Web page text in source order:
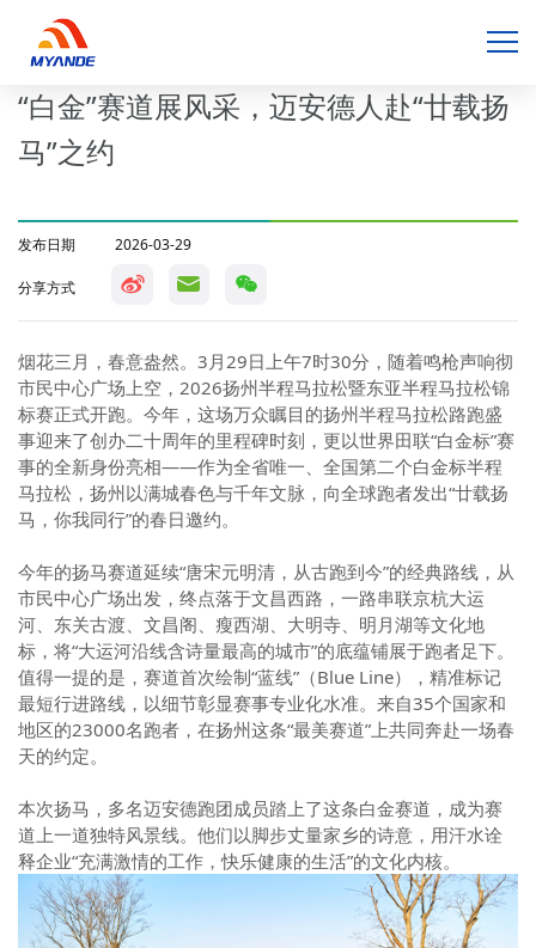
“白金”赛道展风采，迈安德人赴“廿载扬
马”之约
发布日期 2026-03-29
分享方式
烟花三月，春意盎然。 3月29日上午7时30分，随着鸣枪声响彻
市民中心广场上空， 2026扬州半程马拉松暨东亚半程马拉松锦
标赛正式开跑。今年，这场万众瞩目的扬州半程马拉松路跑盛
事迎来了创办二十周年的里程碑时刻，更以世界田联“白金标”赛
事的全新身份亮相——作为全省唯一、全国第二个白金标半程
马拉松，扬州以满城春色与千年文脉，向全球跑者发出“廿载扬
马，你我同行”的春日邀约。
今年的扬马赛道延续“唐宋元明清，从古跑到今”的经典路线，从
市民中心广场出发，终点落于文昌西路，一路串联京杭大运
河、东关古渡、文昌阁、瘦西湖、大明寺、明月湖等文化地
标，将“大运河沿线含诗量最高的城市”的底蕴铺展于跑者足下。
值得一提的是，赛道首次绘制“蓝线”（Blue Line），精准标记
最短行进路线，以细节彰显赛事专业化水准。来自35个国家和
地区的23000名跑者，在扬州这条“最美赛道”上共同奔赴一场春
天的约定。
本次扬马，多名迈安德跑团成员踏上了这条白金赛道，成为赛
道上一道独特风景线。他们以脚步丈量家乡的诗意，用汗水诠
释企业“充满激情的工作，快乐健康的生活”的文化内核。